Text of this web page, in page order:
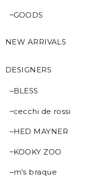
GOODS
NEW ARRIVALS
DESIGNERS
BLESS
cecchi de rossi
HED MAYNER
KOOKY ZOO
m's braque